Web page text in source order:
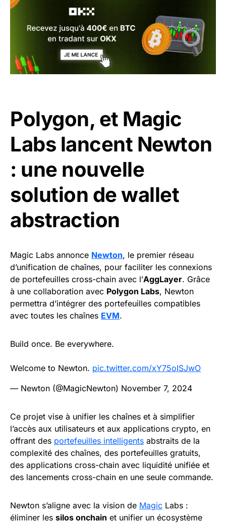
Polygon, et Magic
Labs lancent Newton
: une nouvelle
solution de wallet
abstraction
Magic Labs annonce Newton, le premier réseau
d’unification de chaînes, pour faciliter les connexions
de portefeuilles cross-chain avec l’AggLayer. Grâce
à une collaboration avec Polygon Labs, Newton
permettra d’intégrer des portefeuilles compatibles
avec toutes les chaînes EVM.
Build once. Be everywhere.
Welcome to Newton. pic.twitter.com/xY75oISJwO
— Newton (@MagicNewton) November 7, 2024
Ce projet vise à unifier les chaînes et à simplifier
l’accès aux utilisateurs et aux applications crypto, en
offrant des portefeuilles intelligents abstraits de la
complexité des chaînes, des portefeuilles gratuits,
des applications cross-chain avec liquidité unifiée et
des lancements cross-chain en une seule commande.
Newton s’aligne avec la vision de Magic Labs :
éliminer les silos onchain et unifier un écosystème